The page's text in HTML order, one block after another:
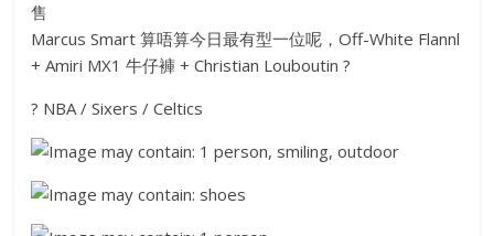
售
Marcus Smart 算唔算今日最有型一位呢，Off-White Flannl
+ Amiri MX1 牛仔褲 + Christian Louboutin?
? NBA / Sixers / Celtics